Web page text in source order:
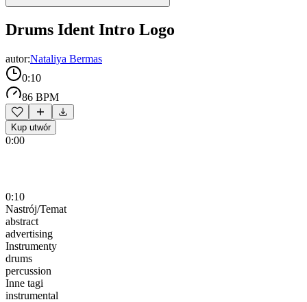
Drums Ident Intro Logo
autor:Nataliya Bermas
0:10
86 BPM
Kup utwór
0:00
0:10
Nastrój/Temat
abstract
advertising
Instrumenty
drums
percussion
Inne tagi
instrumental